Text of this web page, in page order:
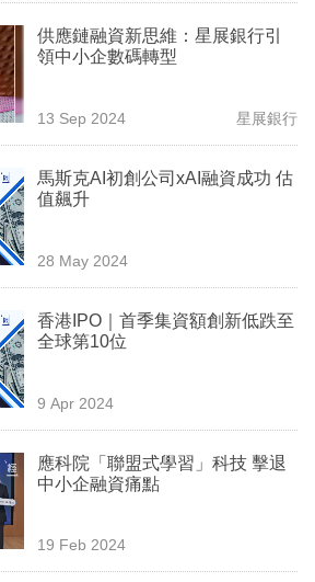
供應鏈融資新思維：星展銀行引
領中小企數碼轉型
13 Sep 2024 星展銀行
馬斯克AI初創公司xAI融資成功 估
值飆升
28 May 2024
香港IPO｜首季集資額創新低跌至
全球第10位
9 Apr 2024
應科院「聯盟式學習」科技 擊退
中小企融資痛點
19 Feb 2024